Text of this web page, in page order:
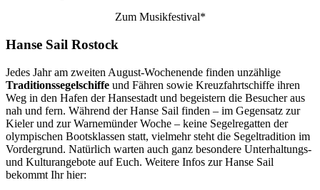
Zum Musikfestival*
Hanse Sail Rostock
Jedes Jahr am zweiten August-Wochenende finden unzählige
Traditionssegelschiffe und Fähren sowie Kreuzfahrtschiffe ihren
Weg in den Hafen der Hansestadt und begeistern die Besucher aus
nah und fern. Während der Hanse Sail finden – im Gegensatz zur
Kieler und zur Warnemünder Woche – keine Segelregatten der
olympischen Bootsklassen statt, vielmehr steht die Segeltradition im
Vordergrund. Natürlich warten auch ganz besondere Unterhaltungs-
und Kulturangebote auf Euch. Weitere Infos zur Hanse Sail
bekommt Ihr hier: